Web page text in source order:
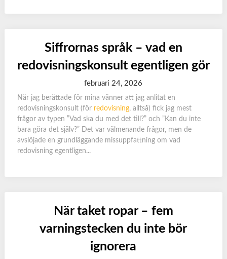
Siffrornas språk – vad en
redovisningskonsult egentligen gör
februari 24, 2026
När jag berättade för mina vänner att jag anlitat en
redovisningskonsult (för redovisning, alltså) fick jag mest
frågor av typen ”Vad ska du med det till?” och ”Kan du inte
bara göra det själv?” Det var välmenande frågor, men de
avslöjade en grundläggande missuppfattning om vad
redovisning egentligen...
När taket ropar – fem
varningstecken du inte bör
ignorera